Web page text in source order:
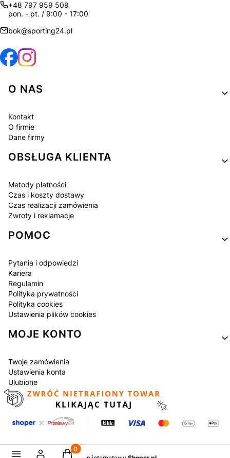
+48 797 959 509
pon. - pt. / 9:00 - 17:00
bok@sporting24.pl
Linki w stopce
O NAS
Kontakt
O firmie
Dane firmy
OBSŁUGA KLIENTA
Metody płatności
Czas i koszty dostawy
Czas realizacji zamówienia
Zwroty i reklamacje
POMOC
Pytania i odpowiedzi
Kariera
Regulamin
Polityka prywatności
Polityka cookies
Ustawienia plików cookies
MOJE KONTO
Twoje zamówienia
Ustawienia konta
Ulubione
Produkty w koszyku: 0. Zobacz szczegóły